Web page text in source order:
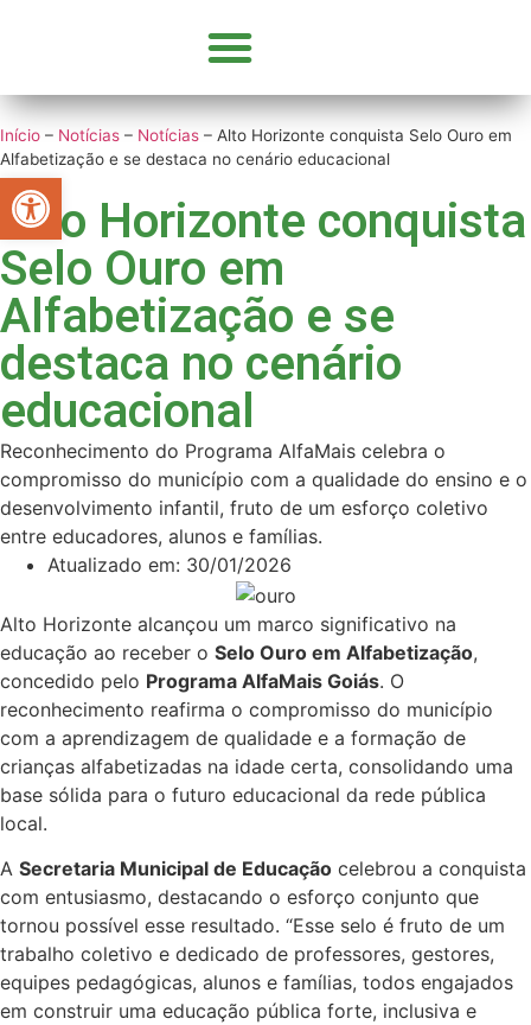
Início – Notícias – Notícias – Alto Horizonte conquista Selo Ouro em
Alfabetização e se destaca no cenário educacional
Alto Horizonte conquista
Selo Ouro em
Alfabetização e se
destaca no cenário
educacional
Reconhecimento do Programa AlfaMais celebra o
compromisso do município com a qualidade do ensino e o
desenvolvimento infantil, fruto de um esforço coletivo
entre educadores, alunos e famílias.
Atualizado em: 30/01/2026
Alto Horizonte alcançou um marco significativo na
educação ao receber o Selo Ouro em Alfabetização,
concedido pelo Programa AlfaMais Goiás. O
reconhecimento reafirma o compromisso do município
com a aprendizagem de qualidade e a formação de
crianças alfabetizadas na idade certa, consolidando uma
base sólida para o futuro educacional da rede pública
local.
A Secretaria Municipal de Educação celebrou a conquista
com entusiasmo, destacando o esforço conjunto que
tornou possível esse resultado. “Esse selo é fruto de um
trabalho coletivo e dedicado de professores, gestores,
equipes pedagógicas, alunos e famílias, todos engajados
em construir uma educação pública forte, inclusiva e
Abrir a barra de ferramentas